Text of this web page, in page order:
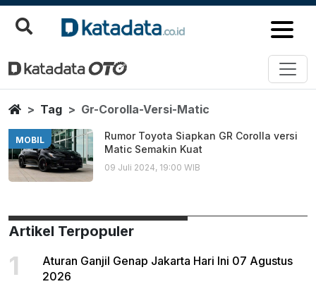
Gr Corolla Versi Matic
Berita Terbaru
HomeTag Gr-Corolla-Versi-Matic
MOBIL
Rumor Toyota Siapkan GR Corolla versi
Matic Semakin Kuat
09 Juli 2024, 19:00 WIB
Artikel Terpopuler
1
Aturan Ganjil Genap Jakarta Hari Ini 07 Agustus
2026